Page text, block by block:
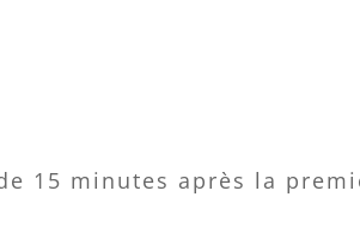
15 minutes après la